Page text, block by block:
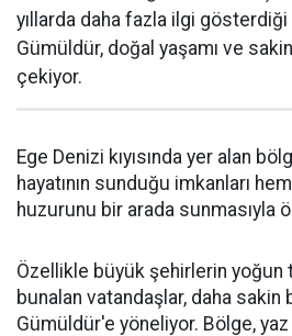
yıllarda daha fazla ilgi
Gümüldür, doğal yaşamı ve
çekiyor.
Ege Denizi kıyısında yer alan
hayatının sunduğu imkanları
huzurunu bir arada sunmasıyla
Özellikle büyük şehirlerin yoğun
bunalan vatandaşlar, daha sakin
Gümüldür'e yöneliyor. Bölge,